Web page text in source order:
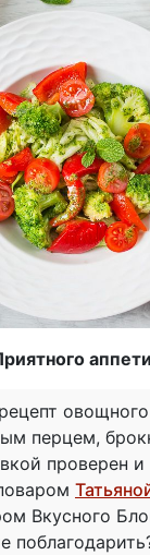
перцем,
проверен и
Вкусного